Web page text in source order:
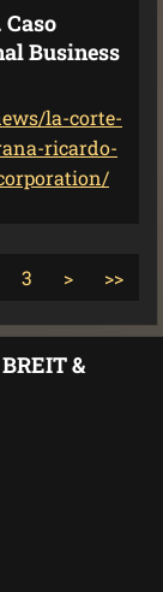
Business
la-corte-
ricardo-
3 > >>
&